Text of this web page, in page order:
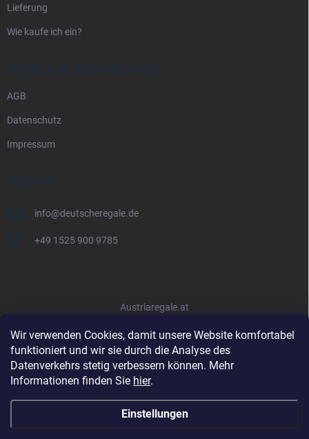
Wir verwenden Cookies, damit unsere Website komfortabel
funktioniert und wir sie durch die Analyse des
Datenverkehrs stetig verbessern können. Mehr
Informationen finden Sie hier.
Einstellungen
Lieferung
Wie kaufe ich ein?
RECHTLICHE INFORMATIONEN
AGB
Datenschutz
Impressum
KONTAKT
info@deutscheregale.de
+49 1525 900 9785
Austriaregale.at